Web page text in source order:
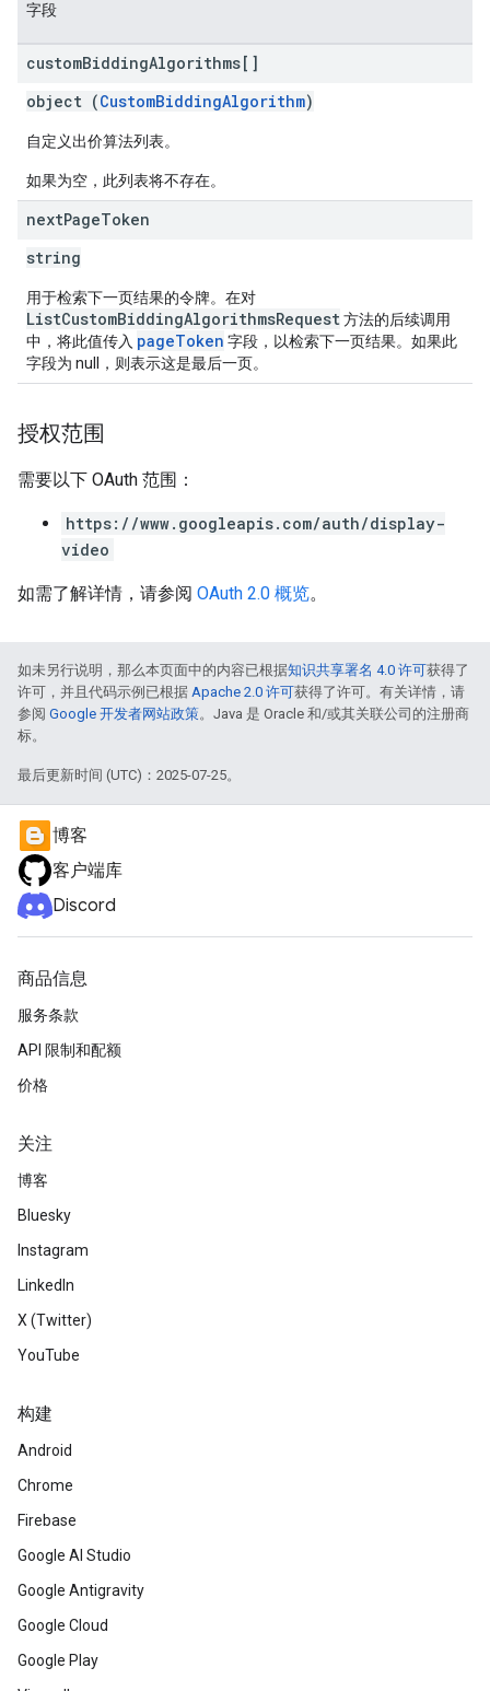
字段
customBiddingAlgorithms[]
object (CustomBiddingAlgorithm)
自定义出价算法列表。
如果为空，此列表将不存在。
nextPageToken
string
用于检索下一页结果的令牌。在对
ListCustomBiddingAlgorithmsRequest方法的后续调用
中，将此值传入 pageToken 字段，以检索下一页结果。如果此
字段为 null，则表示这是最后一页。
授权范围
需要以下 OAuth 范围：
https://www.googleapis.com/auth/display-
video
如需了解详情，请参阅 OAuth 2.0 概览。
如未另行说明，那么本页面中的内容已根据知识共享署名 4.0 许可获得了
许可，并且代码示例已根据 Apache 2.0 许可获得了许可。有关详情，请
参阅 Google 开发者网站政策。Java 是 Oracle 和/或其关联公司的注册商
标。
最后更新时间 (UTC)：2025-07-25。
博客
客户端库
Discord
商品信息
服务条款
API 限制和配额
价格
关注
博客
Bluesky
Instagram
LinkedIn
X (Twitter)
YouTube
构建
Android
Chrome
Firebase
Google AI Studio
Google Antigravity
Google Cloud
Google Play